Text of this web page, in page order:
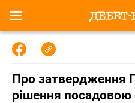
Про затвердження
рiшення посадовою